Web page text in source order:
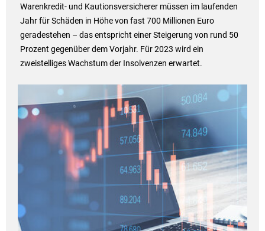
Warenkredit- und Kautionsversicherer müssen im laufenden
Jahr für Schäden in Höhe von fast 700 Millionen Euro
geradestehen – das entspricht einer Steigerung von rund 50
Prozent gegenüber dem Vorjahr. Für 2023 wird ein
zweistelliges Wachstum der Insolvenzen erwartet.